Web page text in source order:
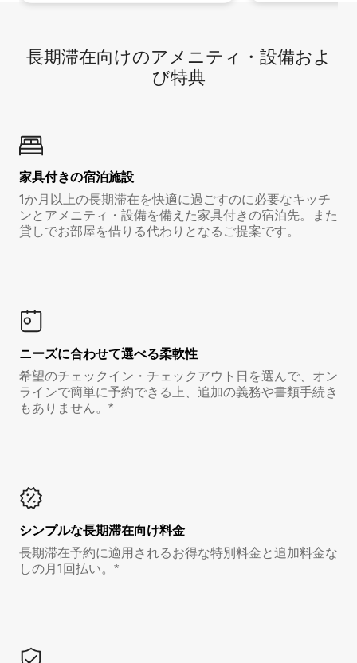
長期滞在向け⁠のア⁠メ⁠ニ⁠テ⁠ィ⁠・設⁠備⁠およ
び特⁠典
家具付き⁠の宿⁠泊⁠施⁠設
1か月以上の長期滞在を快適に過ごすのに必要なキッチ
ンとアメニティ・設備を備えた家具付きの宿泊先。また
貸しでお部屋を借りる代わりとなるご提案です。
ニーズに合わせて選べる柔軟性
希望のチェックイン・チェックアウト日を選んで、オン
ラインで簡単に予約できる上、追加の義務や書類手続き
もありません。*
シンプルな長期滞在向け料金
長期滞在予約に適用されるお得な特別料金と追加料金な
しの月1回払い。*